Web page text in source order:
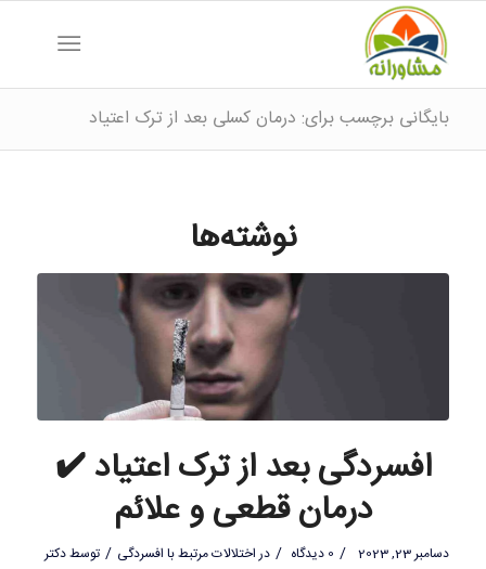
بایگانی برچسب برای: درمان کسلی بعد از ترک اعتیاد
نوشته‌ها
افسردگی بعد از ترک اعتیاد ✔️
درمان قطعی و علائم
دسامبر 23, 2023 / 0 دیدگاه / دراختلالات مرتبط با افسردگی / توسطدکتر